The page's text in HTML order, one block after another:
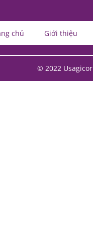
chủ Giới thiệu
© 2022